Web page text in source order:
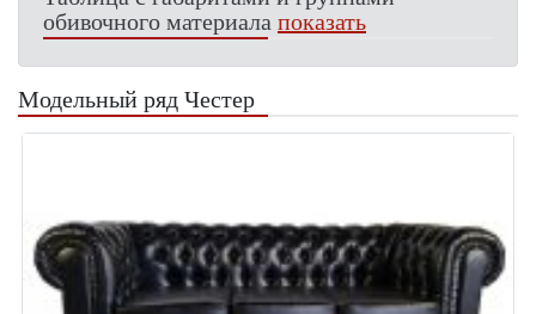
обивочного материалапоказать
Модельный ряд Честер